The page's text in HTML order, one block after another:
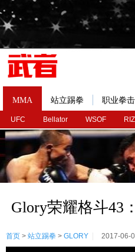
MMA
UFC Bellator WSOF
站立踢拳 职业拳击
Glory荣耀格斗43
首页 > 站立踢拳 > GLORY 2017-06-